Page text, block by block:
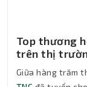
Top thương
trên thị
Giữa hàng trăm